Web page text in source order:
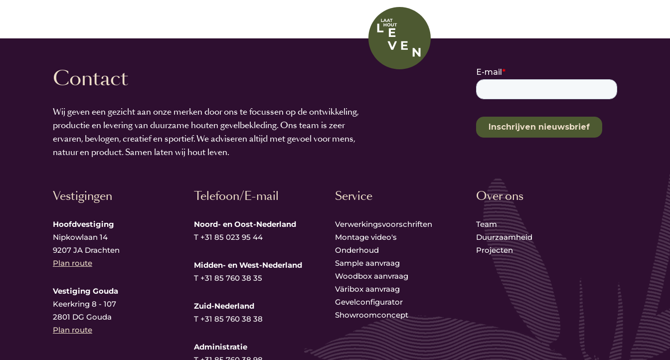
Contact
Wij geven een gezicht aan onze merken door ons te focussen op de ontwikkeling,
productie en levering van duurzame houten gevelbekleding. Ons team is zeer
ervaren, bevlogen, creatief en sportief. We adviseren altijd met gevoel voor mens,
natuur en product. Samen laten wij hout leven.
Vestigingen
Hoofdvestiging
Nipkowlaan 14
9207 JA Drachten
Plan route
Vestiging Gouda
Keerkring 8 - 107
2801 DG Gouda
Plan route
Telefoon/E-mail
Noord- en Oost-Nederland
T +31 85 023 95 44
Midden- en West-Nederland
T +31 85 760 38 35
Zuid-Nederland
T +31 85 760 38 38
Administratie
Service
Verwerkingsvoorschriften
Montage video's
Onderhoud
Sample aanvraag
Woodbox aanvraag
Väribox aanvraag
Gevelconfigurator
Showroomconcept
Over ons
Team
Duurzaamheid
Projecten